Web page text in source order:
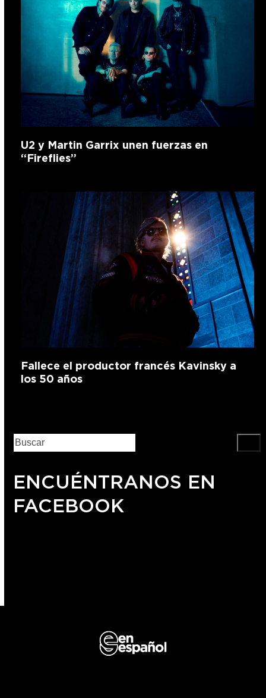
U2 y Martin Garrix unen fuerzas en
“Fireflies”
Fallece el productor francés Kavinsky a
los 50 años
ENCUÉNTRANOS EN
FACEBOOK